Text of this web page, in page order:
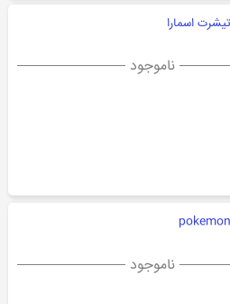
ناموجود
ناموجود